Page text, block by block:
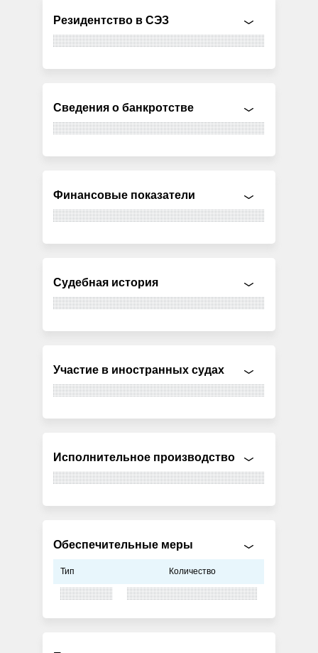
Резидентство в СЭЗ
Сведения о банкротстве
Финансовые показатели
Судебная история
Участие в иностранных судах
Исполнительное производство
Обеспечительные меры
Тип Количество